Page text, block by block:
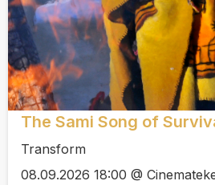
The Sami Song of
Transform
08.09.2026 18:00 @